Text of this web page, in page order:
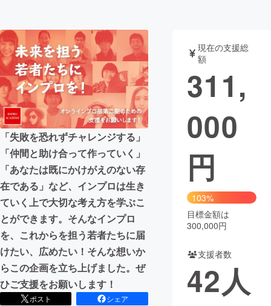
テクノロジー・ガジェット
映像・映画 書籍・雑誌
ビジネス・起業 チャレンジ
まちづくり・地域活性化
CAMPFIRE for Social Good
CAMPFIRE Creation
CAMPFIREふるさと納税
コミュニティ
「失敗を恐れずチャレンジする」
「仲間と助け合って作っていく」
「あなたは既にかけがえのない存
在である」など、インプロは生き
ていく上で大切な考え方を学ぶこ
とができます。そんなインプロ
を、これからを担う若者たちに届
けたい、広めたい！そんな想いか
らこの企画を立ち上げました。ぜ
ひご支援をお願いします！
ポスト
シェア
現在の支援総
額
311,
000
円
103%
目標金額は
300,000円
支援者数
42人